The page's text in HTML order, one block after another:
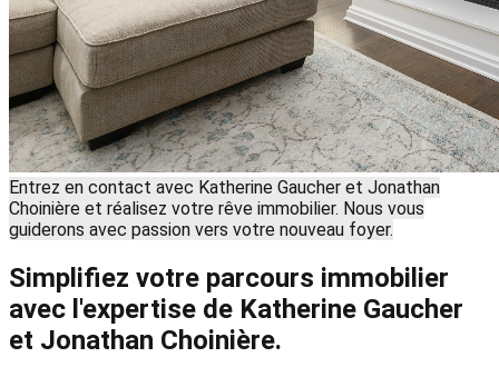
Entrez en contact avec Katherine Gaucher et Jonathan
Choinière et réalisez votre rêve immobilier. Nous vous
guiderons avec passion vers votre nouveau foyer.
Simplifiez votre parcours immobilier
avec l'expertise de Katherine Gaucher
et Jonathan Choinière.